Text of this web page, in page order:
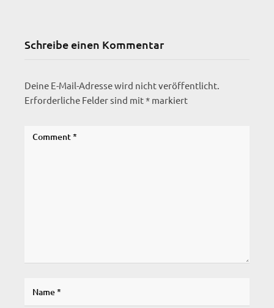
Schreibe einen Kommentar
Deine E-Mail-Adresse wird nicht veröffentlicht.
Erforderliche Felder sind mit* markiert